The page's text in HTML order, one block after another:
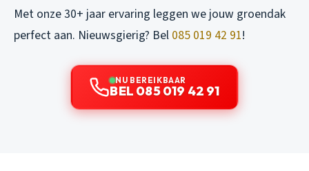
Met onze 30+ jaar ervaring leggen we jouw groendak
perfect aan. Nieuwsgierig? Bel 085 019 42 91!
NU BEREIKBAAR
BEL 085 019 42 91